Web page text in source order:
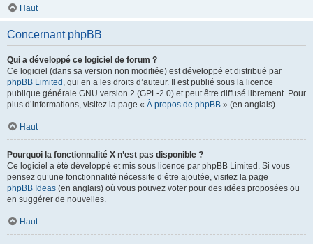
Haut
Concernant phpBB
Qui a développé ce logiciel de forum ?
Ce logiciel (dans sa version non modifiée) est développé et distribué par
phpBB Limited , qui en a les droits d’auteur. Il est publié sous la licence
publique générale GNU version 2 (GPL-2.0) et peut être diffusé librement. Pour
plus d’informations, visitez la page « À propos de phpBB » (en anglais).
Haut
Pourquoi la fonctionnalité X n’est pas disponible ?
Ce logiciel a été développé et mis sous licence par phpBB Limited. Si vous
pensez qu’une fonctionnalité nécessite d’être ajoutée, visitez la page
phpBB Ideas (en anglais) où vous pouvez voter pour des idées proposées ou
en suggérer de nouvelles.
Haut